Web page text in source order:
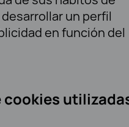
un perfil
en función del
cookies